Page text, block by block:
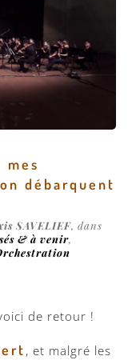
mes
débarquent
SAVELIEF, dans
& à venir,
de retour !
, et malgré les